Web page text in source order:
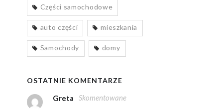
Części samochodowe
auto części mieszkania
Samochody domy
OSTATNIE KOMENTARZE
Greta
Skomentowane